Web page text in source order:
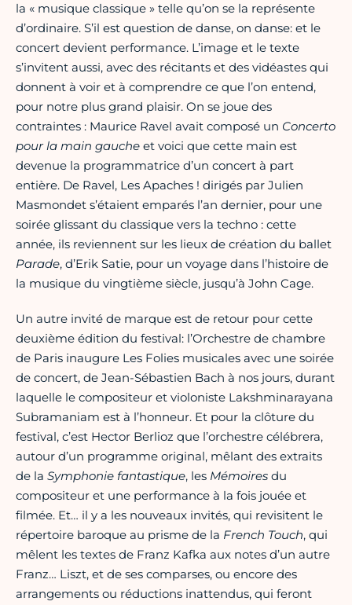
la « musique classique » telle qu’on se la représente
d’ordinaire. S’il est question de danse, on danse: et le
concert devient performance. L’image et le texte
s’invitent aussi, avec des récitants et des vidéastes qui
donnent à voir et à comprendre ce que l’on entend,
pour notre plus grand plaisir. On se joue des
contraintes : Maurice Ravel avait composé un Concerto
pour la main gauche et voici que cette main est
devenue la programmatrice d’un concert à part
entière. De Ravel, Les Apaches ! dirigés par Julien
Masmondet s’étaient emparés l’an dernier, pour une
soirée glissant du classique vers la techno : cette
année, ils reviennent sur les lieux de création du ballet
Parade, d’Erik Satie, pour un voyage dans l’histoire de
la musique du vingtième siècle, jusqu’à John Cage.
Un autre invité de marque est de retour pour cette
deuxième édition du festival: l’Orchestre de chambre
de Paris inaugure Les Folies musicales avec une soirée
de concert, de Jean-Sébastien Bach à nos jours, durant
laquelle le compositeur et violoniste Lakshminarayana
Subramaniam est à l’honneur. Et pour la clôture du
festival, c’est Hector Berlioz que l’orchestre célébrera,
autour d’un programme original, mêlant des extraits
de la Symphonie fantastique, les Mémoires du
compositeur et une performance à la fois jouée et
filmée. Et… il y a les nouveaux invités, qui revisitent le
répertoire baroque au prisme de la French Touch, qui
mêlent les textes de Franz Kafka aux notes d’un autre
Franz… Liszt, et de ses comparses, ou encore des
arrangements ou réductions inattendus, qui feront